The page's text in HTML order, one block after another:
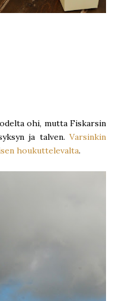
ohi, mutta Fiskarsin
ja talven. Varsinkin
houkuttelevalta.